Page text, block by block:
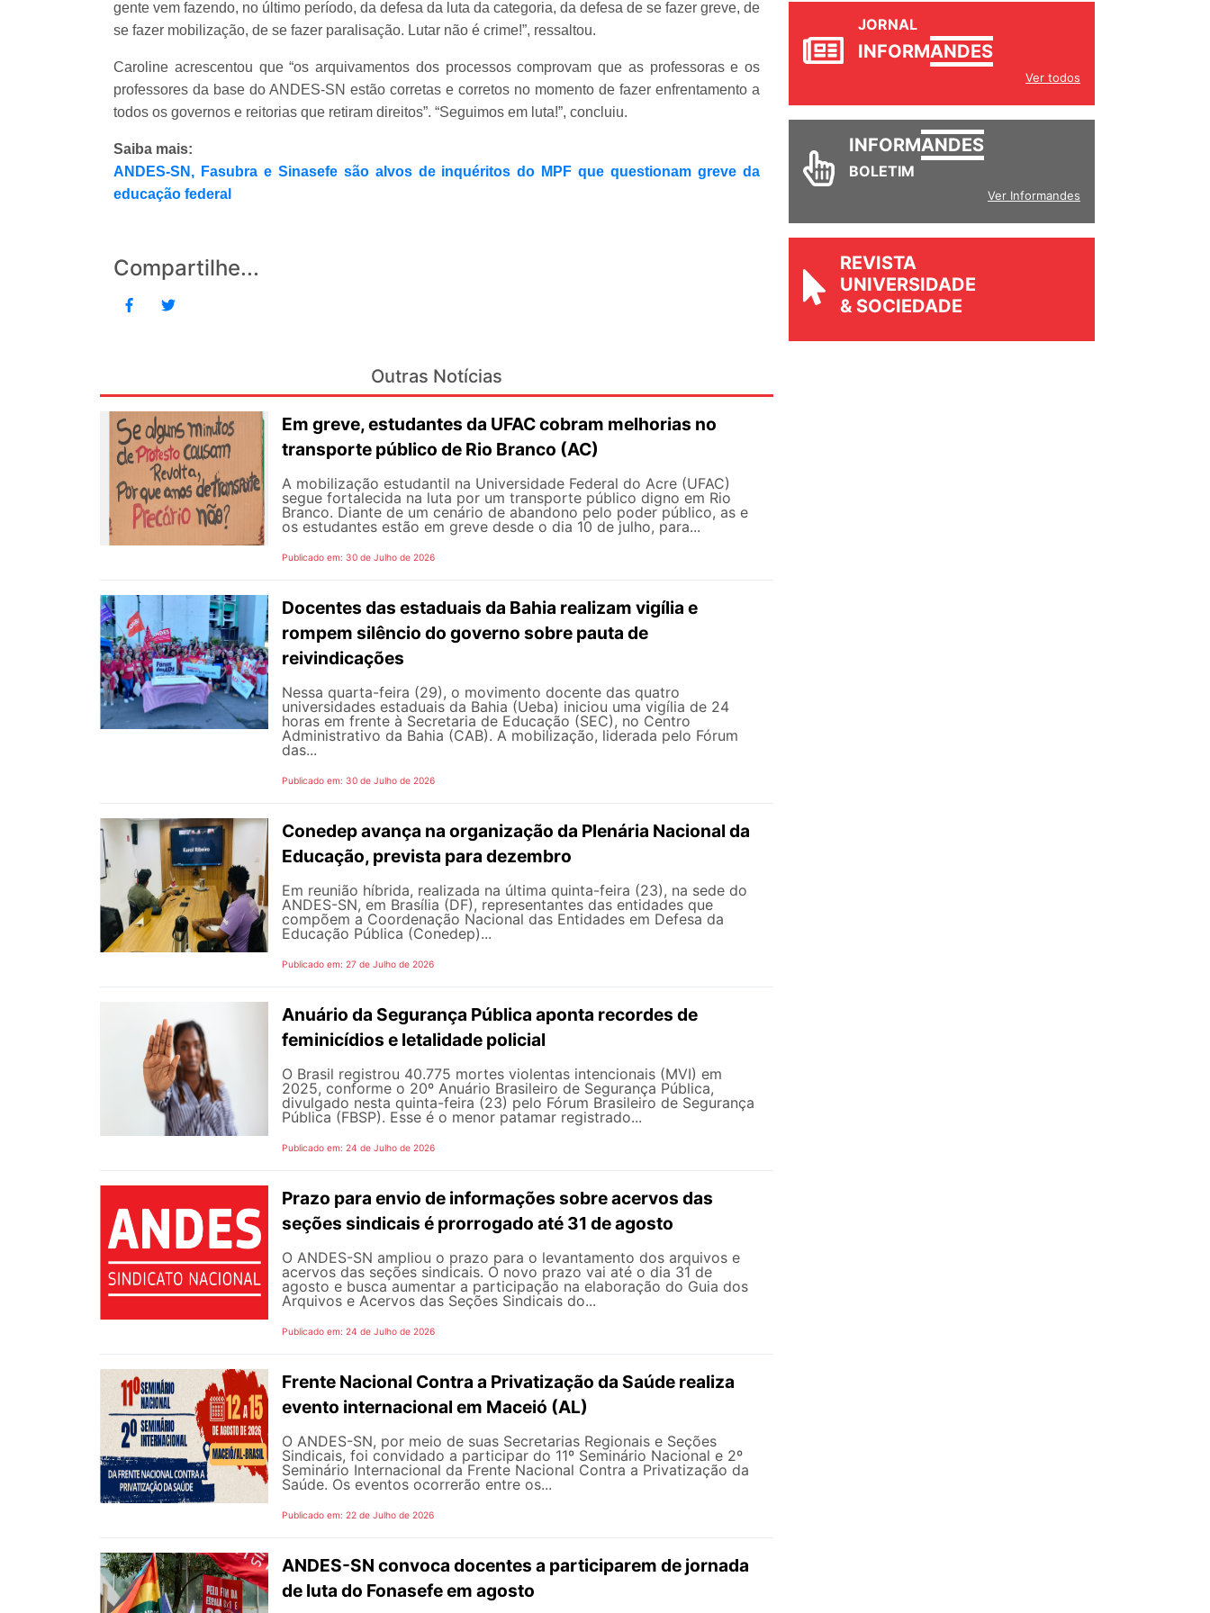
gente vem fazendo, no último período, da defesa da luta da categoria, da defesa de se fazer greve, de
se fazer mobilização, de se fazer paralisação. Lutar não é crime!”, ressaltou.
Caroline acrescentou que “os arquivamentos dos processos comprovam que as professoras e os
professores da base do ANDES-SN estão corretas e corretos no momento de fazer enfrentamento a
todos os governos e reitorias que retiram direitos”. “Seguimos em luta!”, concluiu.
Saiba mais:
ANDES-SN, Fasubra e Sinasefe são alvos de inquéritos do MPF que questionam greve da
educação federal
Compartilhe...
Outras Notícias
Em greve, estudantes da UFAC cobram melhorias no
transporte público de Rio Branco (AC)
A mobilização estudantil na Universidade Federal do Acre (UFAC)
segue fortalecida na luta por um transporte público digno em Rio
Branco. Diante de um cenário de abandono pelo poder público, as e
os estudantes estão em greve desde o dia 10 de julho, para...
Publicado em: 30 de Julho de 2026
Docentes das estaduais da Bahia realizam vigília e
rompem silêncio do governo sobre pauta de
reivindicações
Nessa quarta-feira (29), o movimento docente das quatro
universidades estaduais da Bahia (Ueba) iniciou uma vigília de 24
horas em frente à Secretaria de Educação (SEC), no Centro
Administrativo da Bahia (CAB). A mobilização, liderada pelo Fórum
das...
Publicado em: 30 de Julho de 2026
Conedep avança na organização da Plenária Nacional da
Educação, prevista para dezembro
Em reunião híbrida, realizada na última quinta-feira (23), na sede do
ANDES-SN, em Brasília (DF), representantes das entidades que
compõem a Coordenação Nacional das Entidades em Defesa da
Educação Pública (Conedep)...
Publicado em: 27 de Julho de 2026
Anuário da Segurança Pública aponta recordes de
feminicídios e letalidade policial
O Brasil registrou 40.775 mortes violentas intencionais (MVI) em
2025, conforme o 20º Anuário Brasileiro de Segurança Pública,
divulgado nesta quinta-feira (23) pelo Fórum Brasileiro de Segurança
Pública (FBSP). Esse é o menor patamar registrado...
Publicado em: 24 de Julho de 2026
Prazo para envio de informações sobre acervos das
seções sindicais é prorrogado até 31 de agosto
O ANDES-SN ampliou o prazo para o levantamento dos arquivos e
acervos das seções sindicais. O novo prazo vai até o dia 31 de
agosto e busca aumentar a participação na elaboração do Guia dos
Arquivos e Acervos das Seções Sindicais do...
Publicado em: 24 de Julho de 2026
Frente Nacional Contra a Privatização da Saúde realiza
evento internacional em Maceió (AL)
O ANDES-SN, por meio de suas Secretarias Regionais e Seções
Sindicais, foi convidado a participar do 11º Seminário Nacional e 2º
Seminário Internacional da Frente Nacional Contra a Privatização da
Saúde. Os eventos ocorrerão entre os...
Publicado em: 22 de Julho de 2026
ANDES-SN convoca docentes a participarem de jornada
de luta do Fonasefe em agosto
JORNAL
INFORMANDES
Ver todos
INFORMANDES
BOLETIM
Ver Informandes
REVISTA
UNIVERSIDADE
& SOCIEDADE